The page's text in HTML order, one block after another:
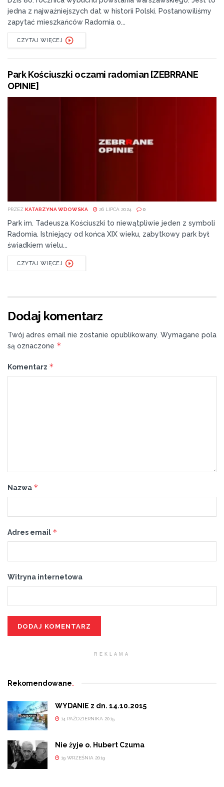
jedna z najważniejszych dat w historii Polski. Postanowiliśmy
zapytać mieszkańców Radomia o...
CZYTAJ WIĘCEJ
Park Kościuszki oczami radomian [ZEBRRANE
OPINIE]
PRZEZ KATARZYNA WDOWSKA 26 LIPCA 2024 0
Park im. Tadeusza Kościuszki to niewątpliwie jeden z symboli
Radomia. Istniejący od końca XIX wieku, zabytkowy park był
świadkiem wielu...
CZYTAJ WIĘCEJ
Dodaj komentarz
Twój adres email nie zostanie opublikowany. Wymagane pola
są oznaczone *
Komentarz *
Nazwa *
Adres email *
Witryna internetowa
REKLAMA
Rekomendowane.
WYDANIE z dn. 14.10.2015
14 PAŹDZIERNIKA 2015
Nie żyje o. Hubert Czuma
19 WRZEŚNIA 2019